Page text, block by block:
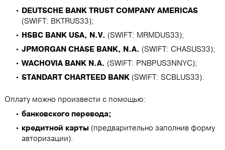
DEUTSCHE BANK TRUST COMPANY AMERICAS
(SWIFT: BKTRUS33);
HSBC BANK USA, N.V. (SWIFT: MRMDUS33);
JPMORGAN CHASE BANK, N.A. (SWIFT: CHASUS33);
WACHOVIA BANK N.A. (SWIFT: PNBPUS3NNYC);
STANDART CHARTEED BANK (SWIFT: SCBLUS33).
Оплату можно произвести с помощью:
банковского перевода;
кредитной карты (предварительно заполнив форму
авторизации).